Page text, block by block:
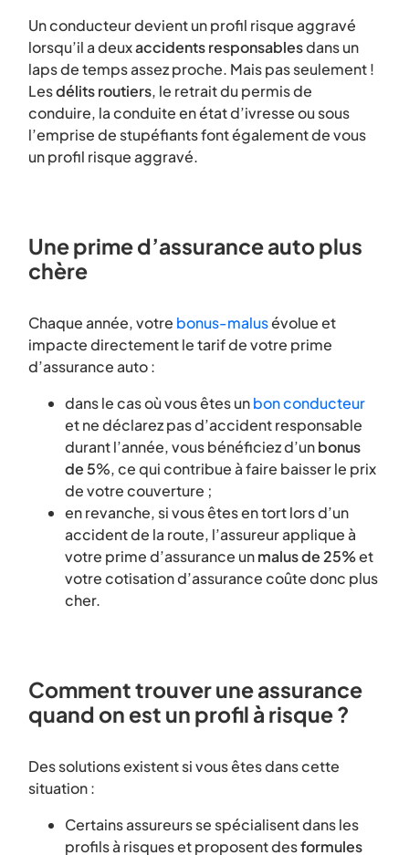
Un conducteur devient un profil risque aggravé
lorsqu’il a deuxaccidents responsablesdans un
laps de temps assez proche. Mais pas seulement !
Lesdélits routiers, le retrait du permis de
conduire, la conduite en état d’ivresse ou sous
l’emprise de stupéfiants font également de vous
un profil risque aggravé.
Une prime d’assurance auto plus
chère
Chaque année, votre bonus-malusévolue et
impacte directement le tarif de votre prime
d’assurance auto :
dans le cas où vous êtes unbon conducteur
et ne déclarez pas d’accident responsable
durant l’année, vous bénéficiez d’unbonus
de 5%, ce qui contribue à faire baisser le prix
de votre couverture ;
en revanche, si vous êtes en tort lors d’un
accident de la route, l’assureur applique à
votre prime d’assurance unmalus de 25%et
votre cotisation d’assurance coûte donc plus
cher.
Comment trouver une assurance
quand on est un profil à risque ?
Des solutions existent si vous êtes dans cette
situation :
Certains assureurs se spécialisent dans les
profils à risques et proposent desformules